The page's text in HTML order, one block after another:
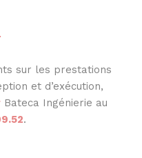
sur les prestations
et d’exécution,
Bateca Ingénierie au
.